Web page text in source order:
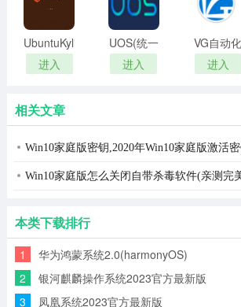
文正式版
UbuntuKylin(乌
班图麒麟
版)
进入
UOS(统一
操作系统)
统信操作
进入
VG自动化
神器专业
版
进入
相关文章
Win10家庭版密钥,2020年Win10家庭版激活
Win10家庭版怎么关闭自带杀毒软件(亲测完
本类下载排行
1 华为鸿蒙系统2.0(harmonyOS)
2 银河麒麟操作系统2023官方最新版
3 凤凰系统2023官方最新版